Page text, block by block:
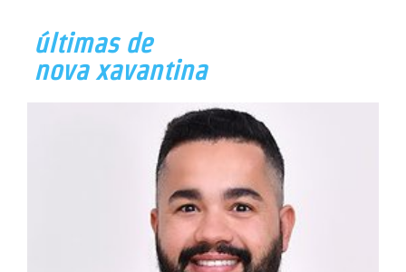
últimas de
nova xavantina